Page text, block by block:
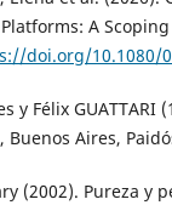
A
doi.org/10.1080/
y Félix
Aires,
(2002). Pureza